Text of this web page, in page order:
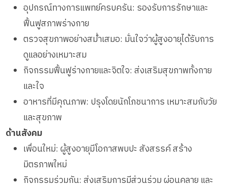
อุปกรณ์ทางการแพทย์ครบครัน: รองรับการรักษาและ
ฟื้นฟูสภาพร่างกาย
ตรวจสุขภาพอย่างสม่ำเสมอ: มั่นใจว่าผู้สูงอายุได้รับการ
ดูแลอย่างเหมาะสม
กิจกรรมฟื้นฟูร่างกายและจิตใจ: ส่งเสริมสุขภาพทั้งกาย
และใจ
อาหารที่มีคุณภาพ: ปรุงโดยนักโภชนาการ เหมาะสมกับวัย
และสุขภาพ
ด้านสังคม
เพื่อนใหม่: ผู้สูงอายุมีโอกาสพบปะ สังสรรค์ สร้าง
มิตรภาพใหม่
กิจกรรมร่วมกัน: ส่งเสริมการมีส่วนร่วม ผ่อนคลาย และ